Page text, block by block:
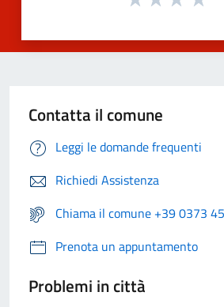
Contatta il comune
Leggi le domande frequenti
Richiedi Assistenza
Chiama il comune +39 0373
Prenota un appuntamento
Problemi in città